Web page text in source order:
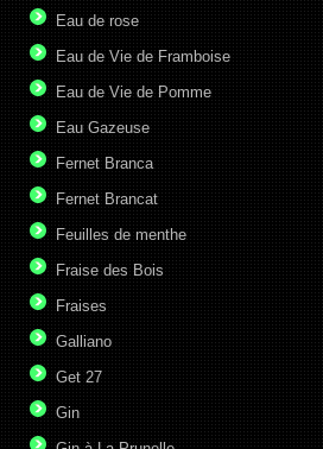
Eau de rose
Eau de Vie de Framboise
Eau de Vie de Pomme
Eau Gazeuse
Fernet Branca
Fernet Brancat
Feuilles de menthe
Fraise des Bois
Fraises
Galliano
Get 27
Gin